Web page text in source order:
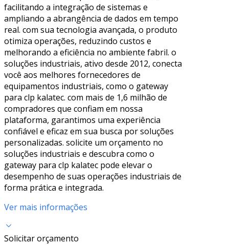
facilitando a integração de sistemas e
ampliando a abrangência de dados em tempo
real. com sua tecnologia avançada, o produto
otimiza operações, reduzindo custos e
melhorando a eficiência no ambiente fabril. o
soluções industriais, ativo desde 2012, conecta
você aos melhores fornecedores de
equipamentos industriais, como o gateway
para clp kalatec. com mais de 1,6 milhão de
compradores que confiam em nossa
plataforma, garantimos uma experiência
confiável e eficaz em sua busca por soluções
personalizadas. solicite um orçamento no
soluções industriais e descubra como o
gateway para clp kalatec pode elevar o
desempenho de suas operações industriais de
forma prática e integrada.
Ver mais informações
Solicitar orçamento